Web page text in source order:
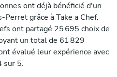
ont déjà bénéficié d'un
grâce à Take a Chef.
ont partagé 25 695 choix de
un total de 61 829
évalué leur expérience avec
sur 5.